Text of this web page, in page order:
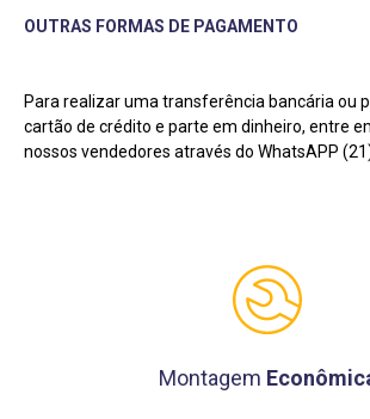
OUTRAS FORMAS DE PAGAMENTO
Para realizar uma transferência bancária ou
cartão de crédito e parte em dinheiro, entre
nossos vendedores através do WhatsAPP
Montagem